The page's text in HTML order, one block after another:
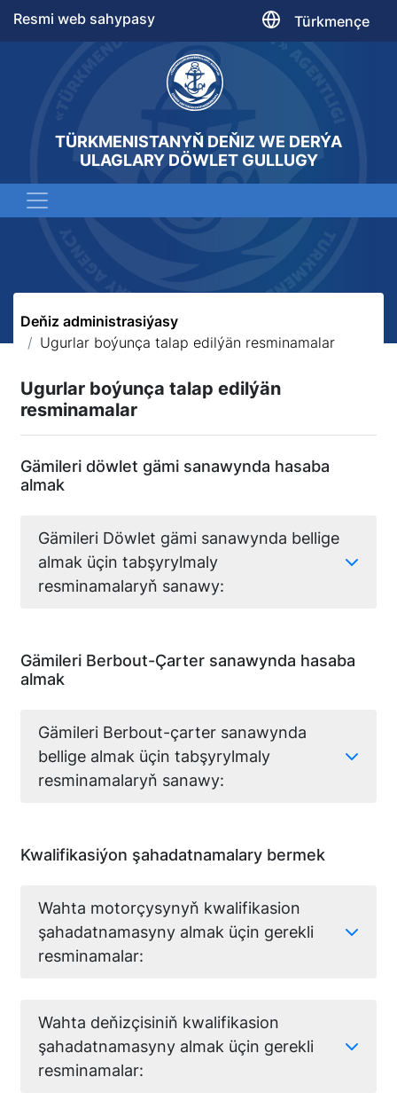
Resmi web sahypasy Türkmençe
TÜRKMENISTANYŇ DEŇIZ WE DERÝA
ULAGLARY DÖWLET GULLUGY
Deňiz administrasiýasy
Ugurlar boýunça talap edilýän resminamalar
Ugurlar boýunça talap edilýän
resminamalar
Gämileri döwlet gämi sanawynda hasaba
almak
Gämileri Döwlet gämi sanawynda bellige
almak üçin tabşyrylmaly
resminamalaryň sanawy:
Gämileri Berbout-Çarter sanawynda hasaba
almak
Gämileri Berbout-çarter sanawynda
bellige almak üçin tabşyrylmaly
resminamalaryň sanawy:
Kwalifikasiýon şahadatnamalary bermek
Wahta motorçysynyň kwalifikasion
şahadatnamasyny almak üçin gerekli
resminamalar:
Wahta deňizçisiniň kwalifikasion
şahadatnamasyny almak üçin gerekli
resminamalar: